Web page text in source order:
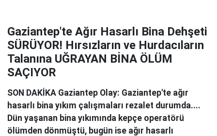
Gaziantep'te Ağır Hasarlı Bina Dehşeti
SÜRÜYOR! Hırsızların ve Hurdacıların
Talanına UĞRAYAN BİNA ÖLÜM
SAÇIYOR
SON DAKİKA Gaziantep Olay: Gaziantep'te ağır
hasarlı bina yıkım çalışmaları rezalet durumda....
Dün yaşanan bina yıkımında kepçe operatörü
ölümden dönmüştü, bugün ise ağır hasarlı